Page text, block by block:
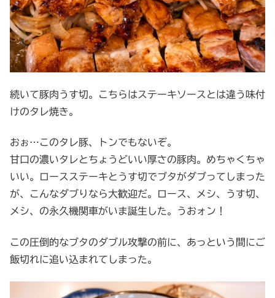
続いて豚肉うす切。こちらはステーキソースとは違う味付
けのタレ焼き。
おぉ…このタレ豚、トンでもないぞ。
甘口の濃いタレとちょうどいい厚さの豚肉。めちゃくちゃ
いい。ロースステーキとうす切でブタがダブってしまった
が、こんなダブりなら大歓迎だ。ロース、メシ、うす切、
メシ、の永久機関車がいま誕生した。うおォン！
この圧倒的なブタのダブル攻撃の前に、あっという間にご
飯切れに追い込まれてしまった。